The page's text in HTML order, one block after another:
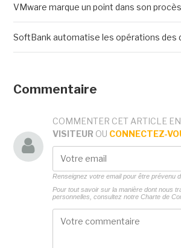
VMware marque un point dans son
SoftBank automatise les opérations des
Commentaire
COMMENTER CET ARTICLE
VISITEUR OU CONNECTEZ-
Renseignez votre email pour être prévenu
Pour tout savoir sur la manière dont nous
personnelles, consultez notre Charte de